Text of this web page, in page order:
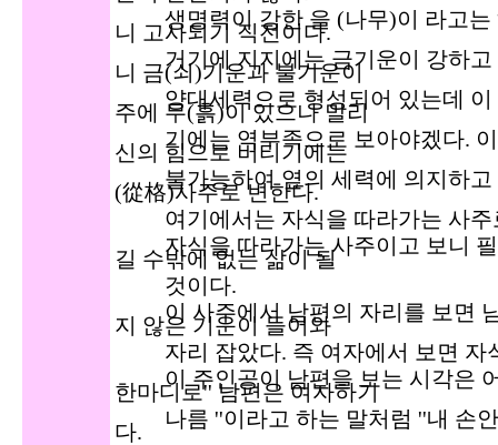
생명력이 강한 을 (나무)이 라고는
니 고사되기 직전이다.
거기에 지지에는 금기운이 강하고
니 금(쇠)기운과 불기운이
양대세력으로 형성되어 있는데 이
주에 무(흙)이 있으나 말리
기에는 역부족으로 보아야겠다. 이
신의 힘으로 버티기에는
불가능하여 옆의 세력에 의지하고
(從格)사주로 변한다.
여기에서는 자식을 따라가는 사주
자식을 따라가는 사주이고 보니 필
길 수밖에 없는 삶이 될
것이다.
이 사주에서 남편의 자리를 보면 남
지 않은 기운이 들어와
자리 잡았다. 즉 여자에서 보면 자
이 주인공이 남편을 보는 시각은 어
한마디로'' 남편은 여자하기
나름 ''이라고 하는 말처럼 ''내 손안
다.